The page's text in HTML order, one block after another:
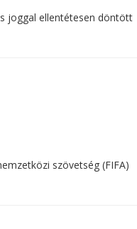
joggal ellentétesen döntött
szövetség (FIFA)